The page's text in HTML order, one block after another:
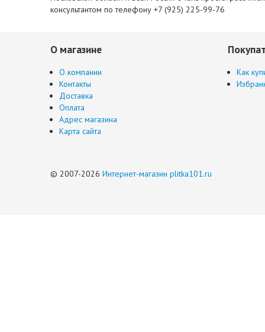
консультантом по телефону +7 (925) 225-99-76
О магазине
О компании
Контакты
Доставка
Оплата
Адрес магазина
Карта сайта
Как
© 2007-2026 Интернет-магазин plitka101.ru